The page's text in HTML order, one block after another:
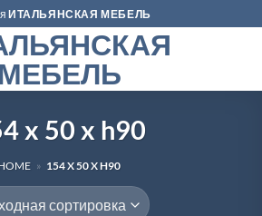
ИТАЛЬЯНСКАЯ МЕБЕЛЬ
МЕБЕЛЬ
x 50 x h90
» 154 X 50 X H90